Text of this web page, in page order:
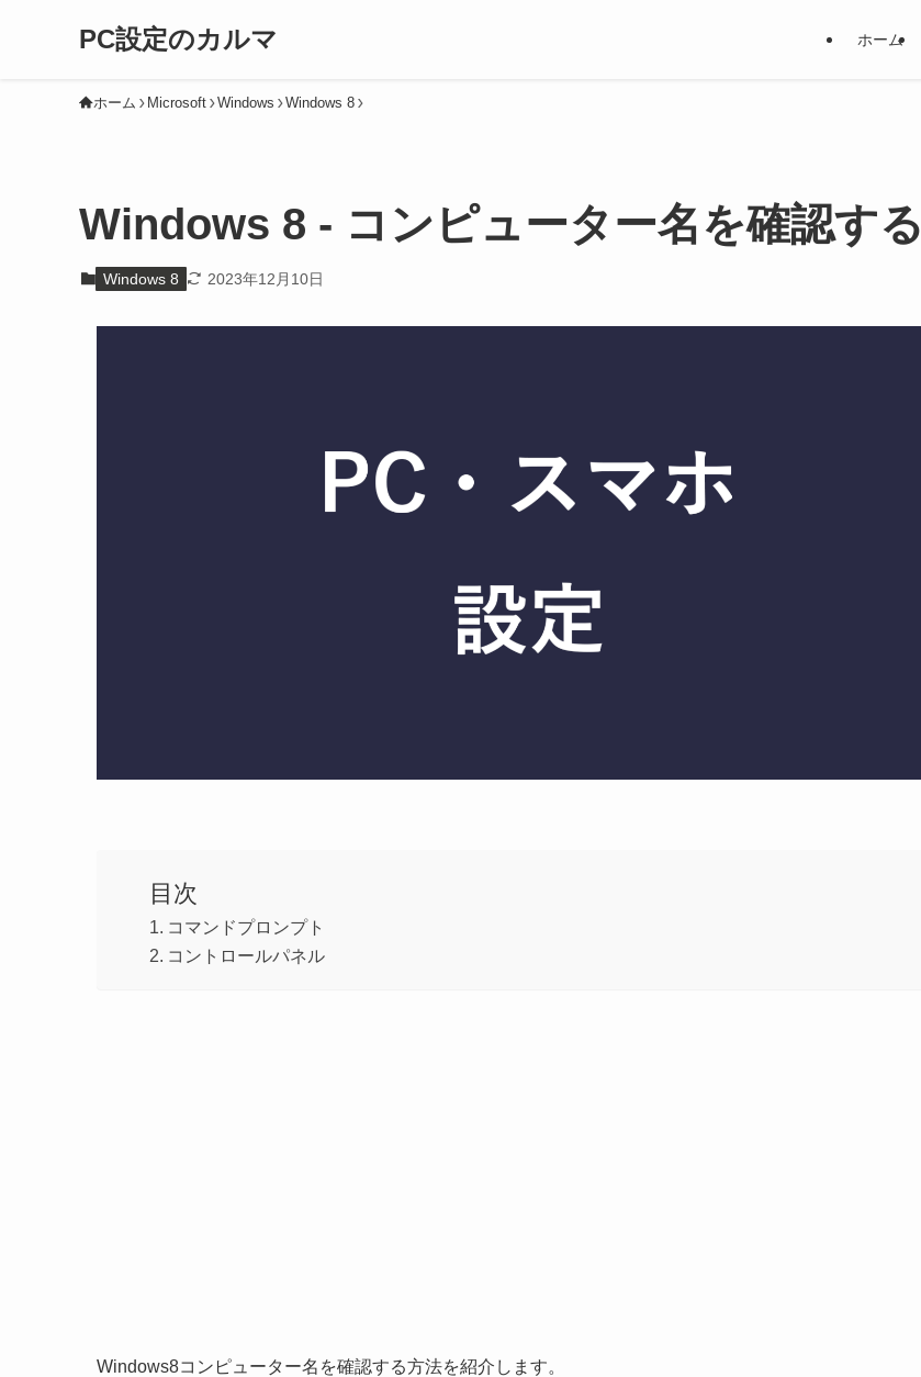
PC設定のカルマ ホーム
ホーム Microsoft Windows Windows 8
Windows 8 - コンピューター名を確認する
Windows 8 2023年12月10日
目次
コマンドプロンプト
コントロールパネル
Windows8コンピューター名を確認する方法を紹介します。